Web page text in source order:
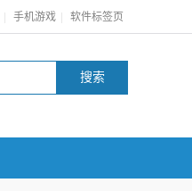
| 手机游戏 | 软件标签页